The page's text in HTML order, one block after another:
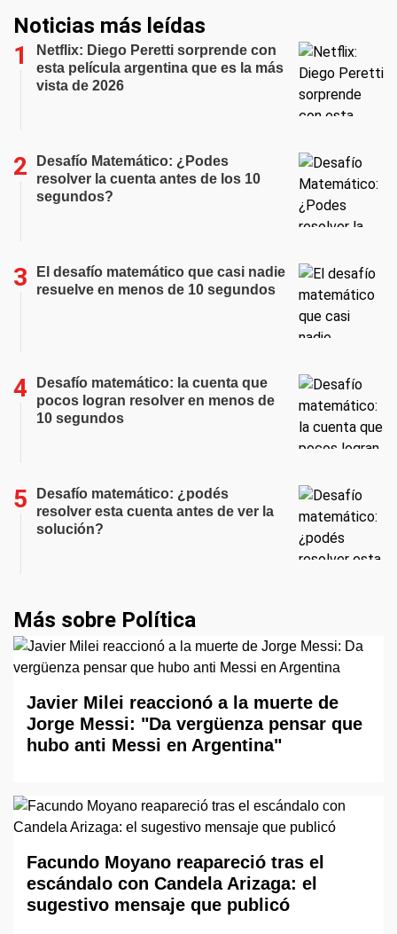
Noticias más leídas
Netflix: Diego Peretti sorprende con
esta película argentina que es la más
vista de 2026
Desafío Matemático: ¿Podes
resolver la cuenta antes de los 10
segundos?
El desafío matemático que casi nadie
resuelve en menos de 10 segundos
Desafío matemático: la cuenta que
pocos logran resolver en menos de
10 segundos
Desafío matemático: ¿podés
resolver esta cuenta antes de ver la
solución?
Más sobre Política
Javier Milei reaccionó a la muerte de
Jorge Messi: "Da vergüenza pensar que
hubo anti Messi en Argentina"
Facundo Moyano reapareció tras el
escándalo con Candela Arizaga: el
sugestivo mensaje que publicó